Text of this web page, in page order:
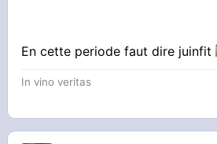
En cette periode faut dire juinfit
In vino veritas